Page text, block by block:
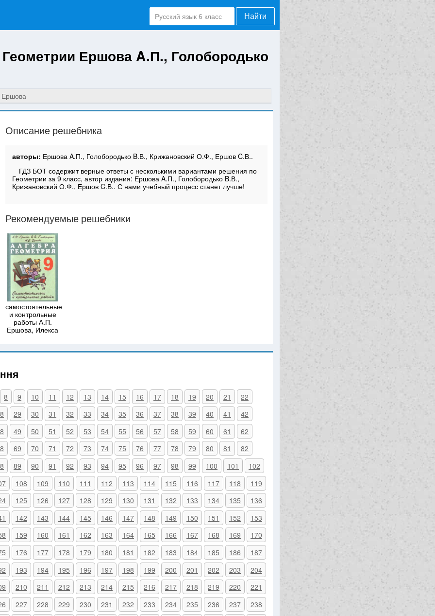
Найти
Ершова A.П., Голобородько
Ершова
Описание решебника
авторы: Ершова A.П., Голобородько B.В., Крижановский О.Ф., Ершов C.В..
ГДЗ БОТ содержит верные ответы с несколькими вариантами решения по
Геометрии за 9 класс, автор издания: Ершова A.П., Голобородько B.В.,
Крижановский О.Ф., Ершов C.В.. С нами учебный процесс станет лучше!
Рекомендуемые решебники
самостоятельные
и контрольные
работы А.П.
Ершова, Илекса
8 9 10 11 12 13 14 15 16 17 18 19 20 21
22
29 30 31 32 33 34 35 36 37 38 39 40 41
42
49 50 51 52 53 54 55 56 57 58 59 60 61
62
69 70 71 72 73 74 75 76 77 78 79 80 81
82
89 90 91 92 93 94 95 96 97 98 99 100 101
102
108 109 110 111 112 113 114 115 116 117 118
119
125 126 127 128 129 130 131 132 133 134 135
136
142 143 144 145 146 147 148 149 150 151 152
153
159 160 161 162 163 164 165 166 167 168 169
170
176 177 178 179 180 181 182 183 184 185 186
187
193 194 195 196 197 198 199 200 201 202 203
204
210 211 212 213 214 215 216 217 218 219 220
221
227 228 229 230 231 232 233 234 235 236 237
238